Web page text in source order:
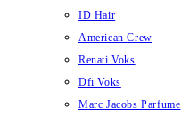
ID Hair
American Crew
Renati Voks
Dfi Voks
Marc Jacobs Parfume